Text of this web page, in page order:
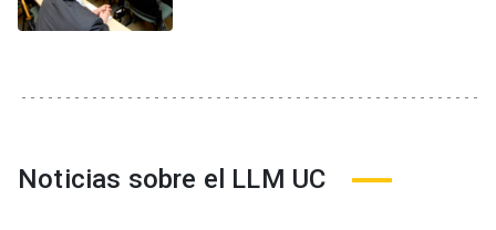
Noticias sobre el LLM UC